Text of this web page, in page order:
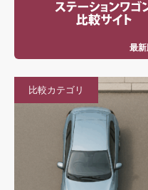
最
比較カテゴリ